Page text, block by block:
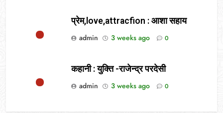
प्रेम,love,attracfion : आशा सहाय
admin
3 weeks ago 0
कहानी : युक्ति -राजेन्द्र परदेसी
admin
3 weeks ago 0